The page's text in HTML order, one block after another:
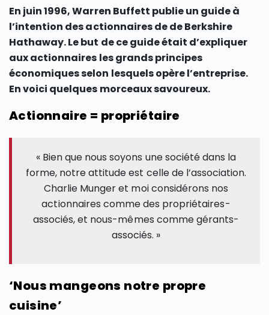
En juin 1996, Warren Buffett publie un guide à
l’intention des actionnaires de de Berkshire
Hathaway. Le but de ce guide était d’expliquer
aux actionnaires les grands principes
économiques selon lesquels opère l’entreprise.
En voici quelques morceaux savoureux.
Actionnaire = propriétaire
« Bien que nous soyons une société dans la
forme, notre attitude est celle de l’association.
Charlie Munger et moi considérons nos
actionnaires comme des propriétaires-
associés, et nous-mêmes comme gérants-
associés. »
‘Nous mangeons notre propre
cuisine’